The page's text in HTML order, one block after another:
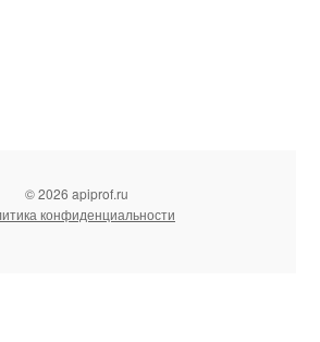
© 2026 apiprof.ru
конфиденциальности